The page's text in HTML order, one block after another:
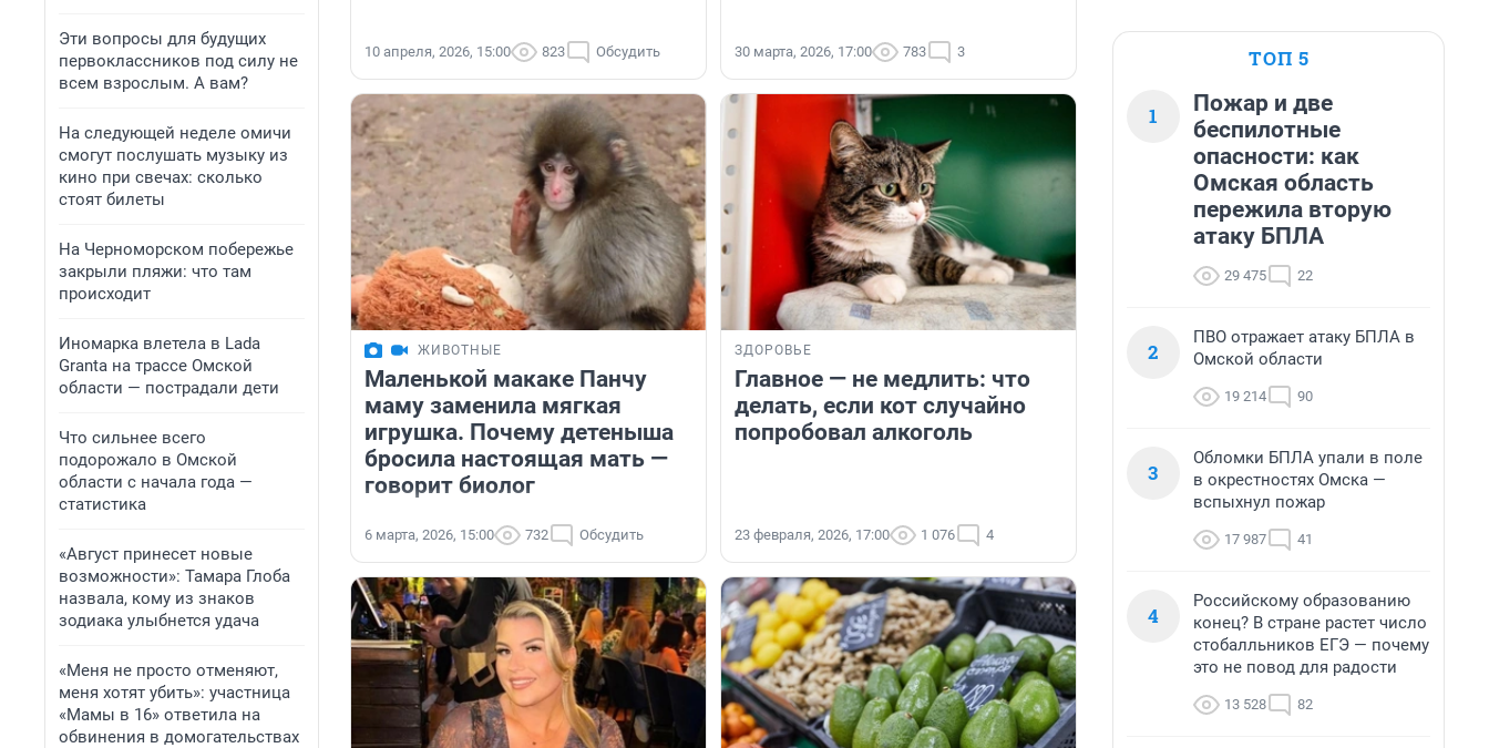
Эти вопросы для будущих
первоклассников под силу не
всем взрослым. А вам?
На следующей неделе омичи
смогут послушать музыку из
кино при свечах: сколько
стоят билеты
На Черноморском побережье
закрыли пляжи: что там
происходит
Иномарка влетела в Lada
Granta на трассе Омской
области — пострадали дети
Что сильнее всего
подорожало в Омской
области с начала года —
статистика
«Август принесет новые
возможности»: Тамара Глоба
назвала, кому из знаков
зодиака улыбнется удача
«Меня не просто отменяют,
меня хотят убить»: участница
«Мамы в 16» ответила на
обвинения в домогательствах
10 апреля, 2026, 15:00 823 Обсудить 30 марта, 2026, 17:00 783 3
ЖИВОТНЫЕ
Маленькой макаке Панчу
маму заменила мягкая
игрушка. Почему детеныша
бросила настоящая мать —
говорит биолог
6 марта, 2026, 15:00 732 Обсудить
ЗДОРОВЬЕ
Главное — не медлить: что
делать, если кот случайно
попробовал алкоголь
23 февраля, 2026, 17:00 1 076 4
ТОП 5
1
Пожар и две
беспилотные
опасности: как
Омская область
пережила вторую
атаку БПЛА
29 475 22
2
ПВО отражает атаку БПЛА в
Омской области
19 214 90
3
Обломки БПЛА упали в поле
в окрестностях Омска —
вспыхнул пожар
17 987 41
4
Российскому образованию
конец? В стране растет число
стобалльников ЕГЭ — почему
это не повод для радости
13 528 82